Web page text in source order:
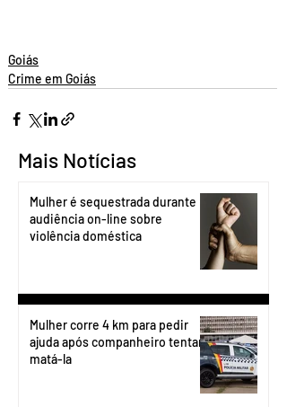
Goiás
Crime em Goiás
Mais Notícias
Mulher é sequestrada durante
audiência on-line sobre
violência doméstica
Mulher corre 4 km para pedir
ajuda após companheiro tentar
matá-la